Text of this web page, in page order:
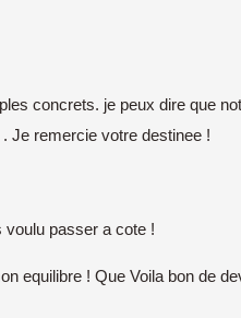
concrets. je peux dire que
Je remercie votre destinee !
voulu passer a cote !
equilibre ! Que Voila bon de